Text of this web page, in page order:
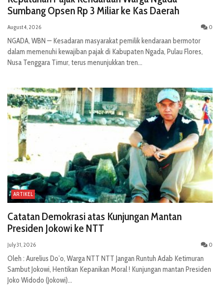
Sumbang Opsen Rp 3 Miliar ke Kas Daerah
August 4, 2026 0
NGADA, WBN — Kesadaran masyarakat pemilik kendaraan bermotor
dalam memenuhi kewajiban pajak di Kabupaten Ngada, Pulau Flores,
Nusa Tenggara Timur, terus menunjukkan tren...
ARTIKEL
Catatan Demokrasi atas Kunjungan Mantan
Presiden Jokowi ke NTT
July 31, 2026 0
Oleh : Aurelius Do’o, Warga NTT NTT Jangan Runtuh Adab Ketimuran
Sambut Jokowi, Hentikan Kepanikan Moral ! Kunjungan mantan Presiden
Joko Widodo (Jokowi)...